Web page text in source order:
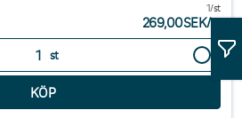
1/st
269,00SEK/st
st